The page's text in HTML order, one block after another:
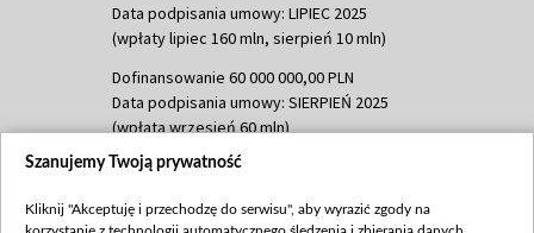
Data podpisania umowy: LIPIEC 2025
(wpłaty lipiec 160 mln, sierpień 10 mln)
Dofinansowanie 60 000 000,00 PLN
Data podpisania umowy: SIERPIEŃ 2025
(wpłata wrzesień 60 mln)
Dofinansowanie 635 783 051,21 PLN
(wpłata wrzesień 100 mln, październik 350
Szanujemy Twoją prywatność
Kliknij "Akceptuję i przechodzę do serwisu", aby wyrazić zgody na